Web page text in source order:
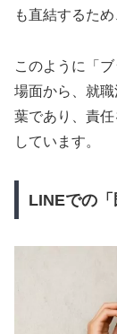
も直結するた
このように「
場面から、就
葉であり、責
しています。
LINEでの